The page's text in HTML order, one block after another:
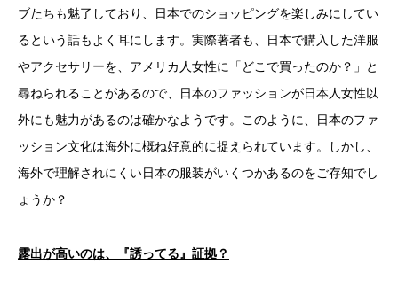
ブたちも魅了しており、日本でのショッピングを楽しみにしてい
るという話もよく耳にします。実際著者も、日本で購入した洋服
やアクセサリーを、アメリカ人女性に「どこで買ったのか？」と
尋ねられることがあるので、日本のファッションが日本人女性以
外にも魅力があるのは確かなようです。このように、日本のファ
ッション文化は海外に概ね好意的に捉えられています。しかし、
海外で理解されにくい日本の服装がいくつかあるのをご存知でし
ょうか？
露出が高いのは、『誘ってる』証拠？